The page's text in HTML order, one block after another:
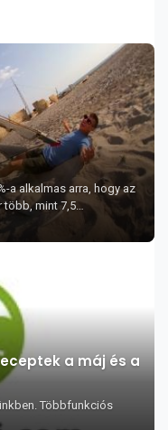
a alkalmas arra, hogy az
több, mint 7,5
a máj és a
Többfunkciós